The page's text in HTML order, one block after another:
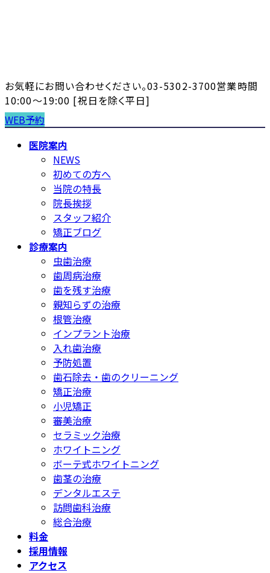
へ
ス
キ
ッ
ョ
ン
に
移
お気軽にお問い合わせください。03-5302-3700営業時間
10:00～19:00 [祝日を除く平日]
WEB予約
医院案内
NEWS
初めての方へ
当院の特長
院長挨拶
スタッフ紹介
矯正ブログ
診療案内
虫歯治療
歯周病治療
歯を残す治療
親知らずの治療
根管治療
インプラント治療
入れ歯治療
予防処置
歯石除去・歯のクリーニング
矯正治療
小児矯正
審美治療
セラミック治療
ホワイトニング
ボーテ式ホワイトニング
歯茎の治療
デンタルエステ
訪問歯科治療
総合治療
料金
採用情報
アクセス